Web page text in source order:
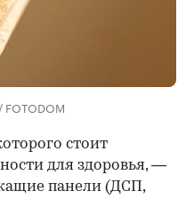
стоит
для здоровья, —
панели (ДСП,